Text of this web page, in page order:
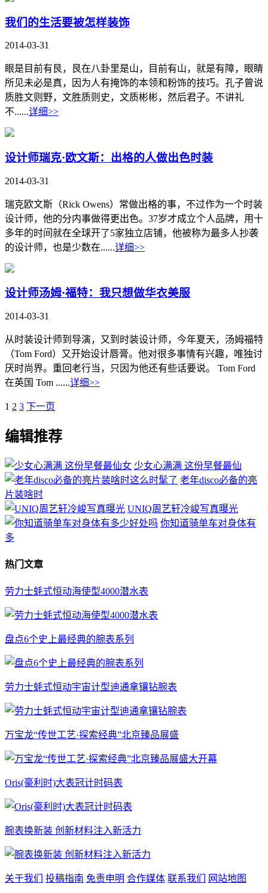
我们的生活要被怎样装饰
2014-03-31
眼是目前有艮，艮在八卦里是山，目前有山，就是有障，眼睛
所见未必是真，因为人有掩饰的本领和粉饰的技巧。孔子曾说
质胜文则野，文胜质则史，文质彬彬，然后君子。不讲礼
不......详细>>
设计师瑞克·欧文斯：出格的人做出色时装
2014-03-31
瑞克欧文斯（Rick Owens）常做出格的事，不过作为一个时装
设计师，他的分内事做得更出色。37岁才成立个人品牌，用十
多年的时间就在全球开了5家独立店铺，他被称为最多人抄袭
的设计师，也是少数在......详细>>
设计师汤姆·福特：我只想做华衣美服
2014-03-31
从时装设计师到导演，又到时装设计师，今年夏天，汤姆福特
（Tom Ford）又开始设计唇膏。他对很多事情有兴趣，唯独讨
厌时尚界。重回老行当，只因为他还有些话要说。 Tom Ford
在英国 Tom ......详细>>
1 2 3 下一页
编辑推荐
少女心满满 这份早餐最仙
老年disco必备的亮
片装啥时
UNIQ周艺轩冷峻写真曝光
你知道骑单车对身体有
多
热门文章
劳力士蚝式恒动海使型4000潜水表
盘点6个史上最经典的腕表系列
劳力士蚝式恒动宇宙计型迪通拿镶钻腕表
万宝龙“传世工艺·探索经典”北京臻品展盛
Oris(豪利时)大表冠计时码表
腕表换新装 创新材料注入新活力
关于我们 投稿指南 免责申明 合作媒体 联系我们 网站地图